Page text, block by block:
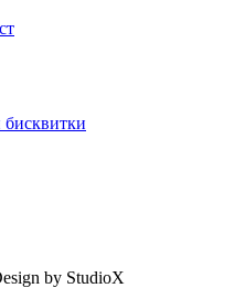
бисквитки
by StudioX